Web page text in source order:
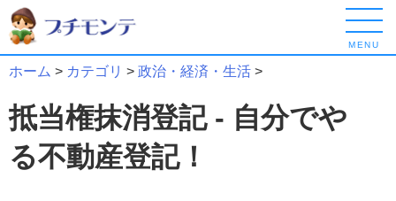
MENU
ホーム > カテゴリ > 政治・経済・生活 >
抵当権抹消登記 - 自分でや
る不動産登記！